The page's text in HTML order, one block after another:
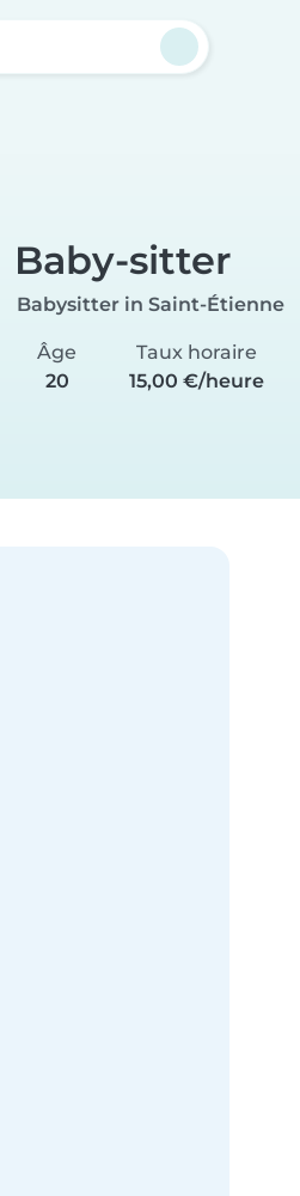
Baby-sitter
Babysitter in Saint-Étienne
Âge
20
Taux horaire
15,00 €/heure